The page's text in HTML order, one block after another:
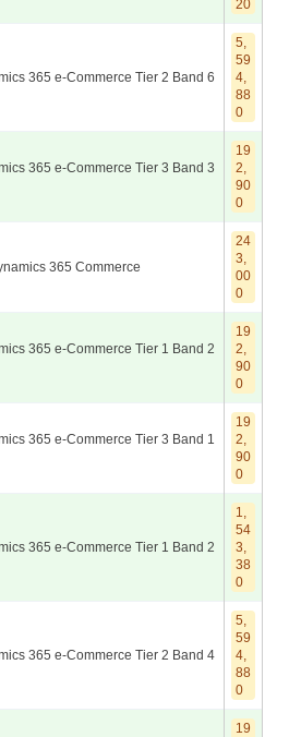
20
365 e-Commerce Tier 2 Band 6
5,
59
4,
88
0
365 e-Commerce Tier 3 Band 3
19
2,
90
0
365 Commerce
24
3,
00
0
365 e-Commerce Tier 1 Band 2
19
2,
90
0
365 e-Commerce Tier 3 Band 1
19
2,
90
0
365 e-Commerce Tier 1 Band 2
1,
54
3,
38
0
365 e-Commerce Tier 2 Band 4
5,
59
4,
88
0
19